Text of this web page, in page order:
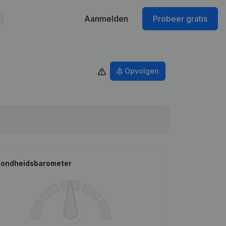
Aanmelden Probeer gratis
Opvolgen